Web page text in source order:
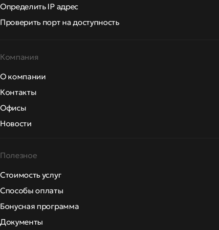
Определить IP адрес
Проверить порт на доступность
Компания
О компании
Контакты
Офисы
Новости
Полезное
Стоимость услуг
Способы оплаты
Бонусная программа
Документы